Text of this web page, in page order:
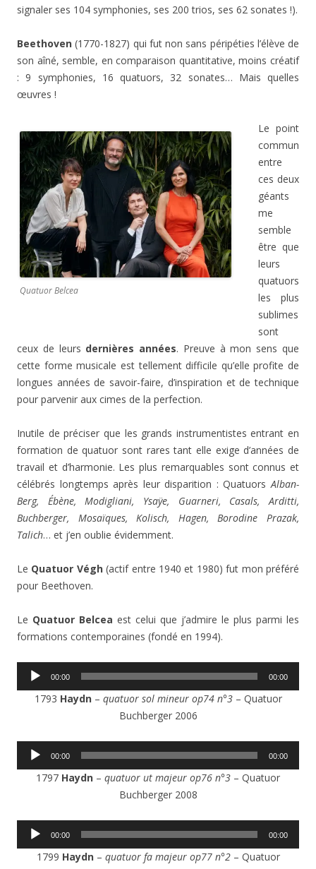
signaler ses 104 symphonies, ses 200 trios, ses 62 sonates !).
Beethoven (1770-1827) qui fut non sans péripéties l’élève de
son aîné, semble, en comparaison quantitative, moins créatif
: 9 symphonies, 16 quatuors, 32 sonates… Mais quelles
œuvres !
Quatuor Belcea
Le point
commun
entre
ces deux
géants
me
semble
être que
leurs
quatuors
les plus
sublimes
sont
ceux de leurs dernières années. Preuve à mon sens que
cette forme musicale est tellement difficile qu’elle profite de
longues années de savoir-faire, d’inspiration et de technique
pour parvenir aux cimes de la perfection.
Inutile de préciser que les grands instrumentistes entrant en
formation de quatuor sont rares tant elle exige d’années de
travail et d’harmonie. Les plus remarquables sont connus et
célébrés longtemps après leur disparition : QuatuorsAlban-
Berg, Ébène, Modigliani, Ysaÿe, Guarneri, Casals, Arditti,
Buchberger, Mosaïques, Kolisch, Hagen, Borodine Prazak,
Talich… et j’en oublie évidemment.
Le Quatuor Végh(actif entre 1940 et 1980) fut mon préféré
pour Beethoven.
Le Quatuor Belcea est celui que j’admire le plus parmi les
formations contemporaines (fondé en 1994).
Lecteur
00:00 00:00
1793 Haydn– quatuor sol mineur op74 n°3– Quatuor
Buchberger 2006
Lecteur
00:00 00:00
1797 Haydn – quatuor ut majeur op76 n°3 – Quatuor
Buchberger 2008
Lecteur
00:00 00:00
1799 Haydn– quatuor fa majeur op77 n°2– Quatuor